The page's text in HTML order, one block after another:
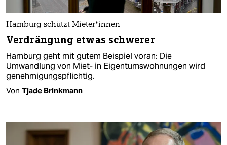
Hamburg schützt Mie­te­r*in­nen
Verdrängung etwas schwerer
Hamburg geht mit gutem Beispiel voran: Die
Umwandlung von Miet- in Eigentumswohnungen wird
genehmigungspflichtig.
Von Tjade Brinkmann